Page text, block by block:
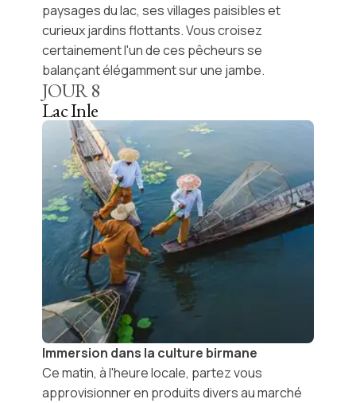
paysages du lac, ses villages paisibles et
curieux jardins flottants. Vous croisez
certainement l'un de ces pêcheurs se
balançant élégamment sur une jambe.
JOUR8
Lac Inle
Immersion dans la culture birmane
Ce matin, à l'heure locale, partez vous
approvisionner en produits divers aumarché